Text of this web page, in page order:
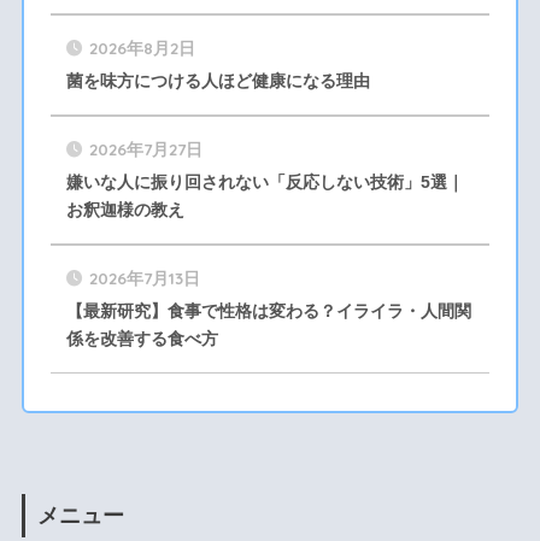
2026年8月2日
菌を味方につける人ほど健康になる理由
2026年7月27日
嫌いな人に振り回されない「反応しない技術」5選｜
お釈迦様の教え
2026年7月13日
【最新研究】食事で性格は変わる？イライラ・人間関
係を改善する食べ方
メニュー